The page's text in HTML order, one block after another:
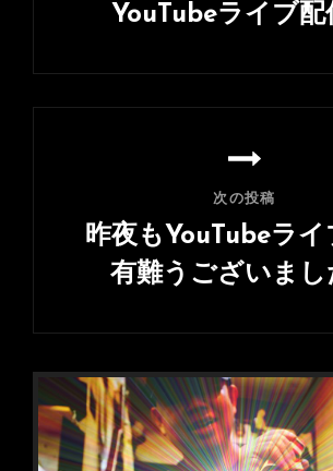
シ
ョ
YouTubeライブ配
の
次の投稿
昨夜もYouTubeライ
有難うございまし
の
稿